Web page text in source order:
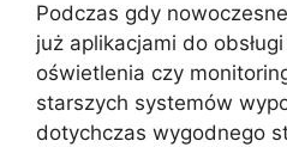
Podczas gdy
już aplikacjami do
oświetlenia czy
starszych systemów
dotychczas wygodnego